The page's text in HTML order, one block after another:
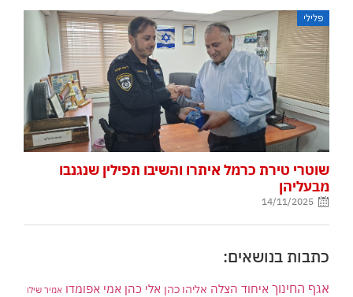
פלילי
שוטרי טירת כרמל איתרו והשיבו תפילין שנגנבו
מבעליהן
14/11/2025
כתבות בנושאים:
אגף החינוך איחוד הצלה אליהו כהן אלי כהן אמי אפומדו אמיר שילו